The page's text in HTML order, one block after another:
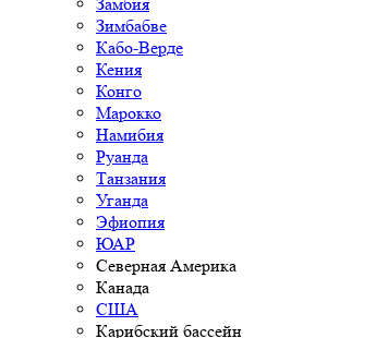
Зимбабве
Кабо-Верде
Кения
Конго
Марокко
Намибия
Руанда
Танзания
Уганда
Эфиопия
ЮАР
Северная Америка
Канада
США
Карибский бассейн